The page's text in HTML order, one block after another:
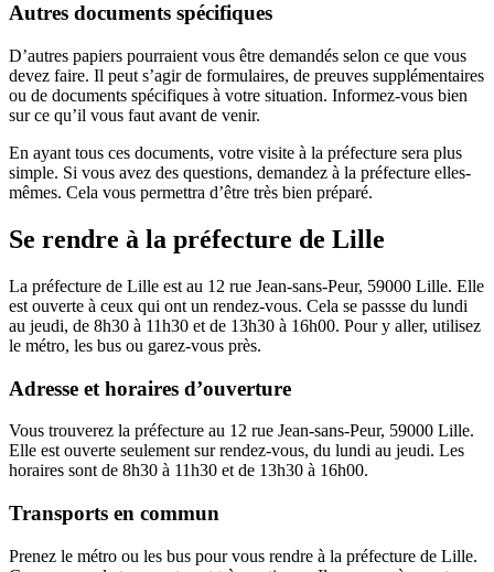
Autres documents spécifiques
D’autres papiers pourraient vous être demandés selon ce que vous
devez faire. Il peut s’agir de formulaires, de preuves supplémentaires
ou de documents spécifiques à votre situation. Informez-vous bien
sur ce qu’il vous faut avant de venir.
En ayant tous ces documents, votre visite à la préfecture sera plus
simple. Si vous avez des questions, demandez à la préfecture elles-
mêmes. Cela vous permettra d’être très bien préparé.
Se rendre à la préfecture de Lille
La préfecture de Lille est au 12 rue Jean-sans-Peur, 59000 Lille. Elle
est ouverte à ceux qui ont un rendez-vous. Cela se passse du lundi
au jeudi, de 8h30 à 11h30 et de 13h30 à 16h00. Pour y aller, utilisez
le métro, les bus ou garez-vous près.
Adresse et horaires d’ouverture
Vous trouverez la préfecture au 12 rue Jean-sans-Peur, 59000 Lille.
Elle est ouverte seulement sur rendez-vous, du lundi au jeudi. Les
horaires sont de 8h30 à 11h30 et de 13h30 à 16h00.
Transports en commun
Prenez le métro ou les bus pour vous rendre à la préfecture de Lille.